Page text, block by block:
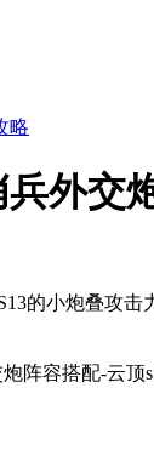
略
兵外交
的小炮叠攻